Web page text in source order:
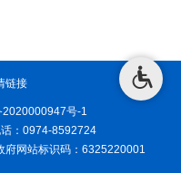
链接
2020000947号-1
：0974-8592724
网站标识码：6325220001